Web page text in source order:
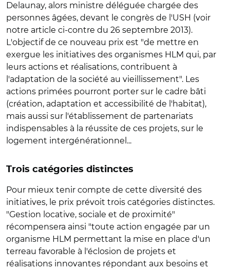
Delaunay, alors ministre déléguée chargée des
personnes âgées, devant le congrès de l'USH (voir
notre article ci-contre du 26 septembre 2013).
L'objectif de ce nouveau prix est "de mettre en
exergue les initiatives des organismes HLM qui, par
leurs actions et réalisations, contribuent à
l'adaptation de la société au vieillissement". Les
actions primées pourront porter sur le cadre bâti
(création, adaptation et accessibilité de l'habitat),
mais aussi sur l'établissement de partenariats
indispensables à la réussite de ces projets, sur le
logement intergénérationnel...
Trois catégories distinctes
Pour mieux tenir compte de cette diversité des
initiatives, le prix prévoit trois catégories distinctes.
"Gestion locative, sociale et de proximité"
récompensera ainsi "toute action engagée par un
organisme HLM permettant la mise en place d'un
terreau favorable à l'éclosion de projets et
réalisations innovantes répondant aux besoins et